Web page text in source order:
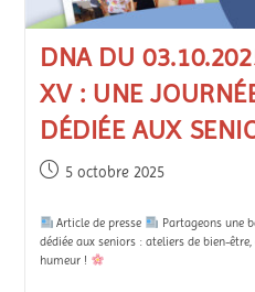
DNA DU
XV : UNE
DÉDIÉE AUX
5 octobre 2025
Article de presse
Partageons une
dédiée aux seniors : ateliers de bien-
humeur !